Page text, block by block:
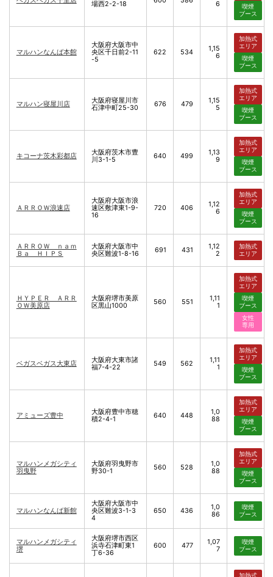
場西2-2-18
6
喫煙
ブース
マルハンなんば本館
大阪府大阪市中
央区千日前2-11
-5
622 534
1,15
6
加熱式
エリア
喫煙
ブース
マルハン寝屋川店
大阪府寝屋川市
石津中町25-30
676 479
1,15
5
加熱式
エリア
喫煙
ブース
キコーナ茨木彩都店
大阪府茨木市豊
川3-1-5
640 499
1,13
9
加熱式
エリア
喫煙
ブース
ＡＲＲＯＷ浪速店
大阪府大阪市浪
速区敷津東1-9-
16
720 406
1,12
6
加熱式
エリア
喫煙
ブース
ＡＲＲＯＷ ｎａｍ
Ｂａ ＨＩＰＳ
大阪府大阪市中
央区難波1-8-16
691 431
1,12
2
加熱式
エリア
ＨＹＰＥＲ ＡＲＲ
ＯＷ美原店
大阪府堺市美原
区黒山1000
560 551
1,11
1
加熱式
エリア
喫煙
ブース
女性
専用
ベガスベガス大東店
大阪府大東市諸
福7-4-22
549 562
1,11
1
加熱式
エリア
喫煙
ブース
アミューズ豊中
大阪府豊中市穂
積2-4-1
640 448
1,0
88
加熱式
エリア
喫煙
ブース
マルハンメガシティ
羽曳野
大阪府羽曳野市
野30-1
560 528
1,0
88
加熱式
エリア
喫煙
ブース
マルハンなんば新館
大阪府大阪市中
央区難波3-1-3
4
650 436
1,0
86
喫煙
ブース
マルハンメガシティ
堺
大阪府堺市西区
浜寺石津町東1
丁6-36
600 477
1,07
7
喫煙
ブース
加熱式